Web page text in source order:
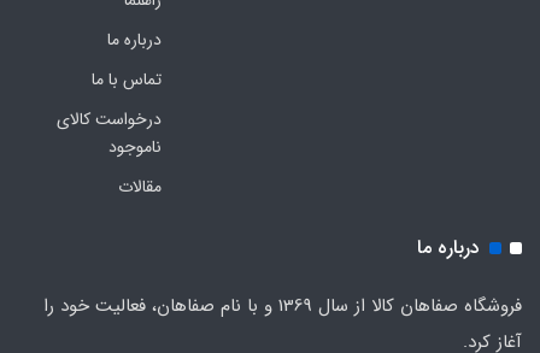
درباره ما
تماس با ما
درخواست کالای
ناموجود
مقالات
درباره ما
فروشگاه صفاهان کالا از سال 1369 و با نام صفاهان، فعالیت خود را
آغاز کرد.